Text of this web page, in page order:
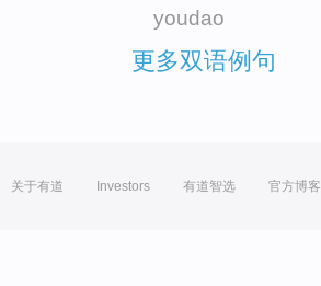
youdao
更多双语例句
关于有道 Investors 有道智选 官方博客